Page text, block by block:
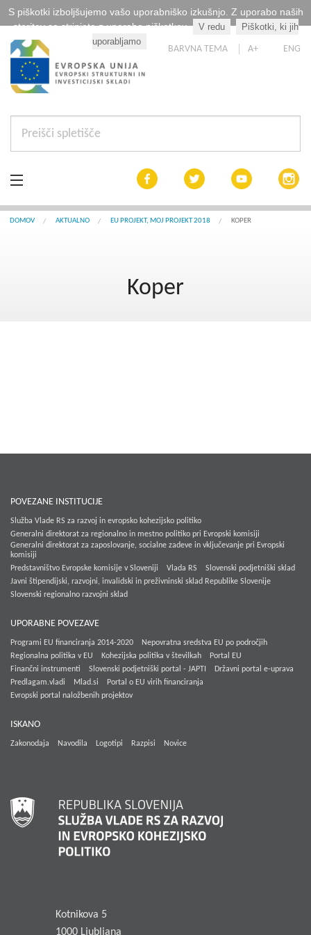
S piškotki izboljšujemo vašo uporabniško izkušnjo. Z uporabo naših
storitev se strinjate z uporabo piškotkov.
V redu
Piškotki, ki jih
uporabljamo
BARVNA TEMA A+ ENG
Aktualno
DOMOV AKTUALNO EU PROJEKT, MOJ PROJEKT 2018 KOPER
Koper
POVEZANE INSTITUCIJE
Služba Vlade RS za razvoj in evropsko kohezijsko politiko
Generalni direktorat za regionalno in mestno politiko pri Evropski komisiji
Generalni direktorat za zaposlovanje, socialne zadeve in vključevanje pri Evropski
komisiji
Predstavništvo Evropske komisije v Sloveniji
Vlada RS
Slovenski podjetniški sklad
Javni štipendijski, razvojni, invalidski in preživninski sklad Republike Slovenije
Slovenski regionalno razvojni sklad
UPORABNE POVEZAVE
Programi EU financiranja 2014-2020
Nepovratna sredstva EU po področjih
Regionalna politika v EU
Kohezijska politika v številkah
Portal EU
Finančni instrumenti
Slovenski podjetniški portal - JAPTI
Državni portal e-uprava
Predlagam.vladi
Mlad.si
Portal o EU virih financiranja
Evropski portal naložbenih projektov
ISKANO
Zakonodaja Navodila Logotipi Razpisi Novice
Kotnikova 5
1000 Ljubljana